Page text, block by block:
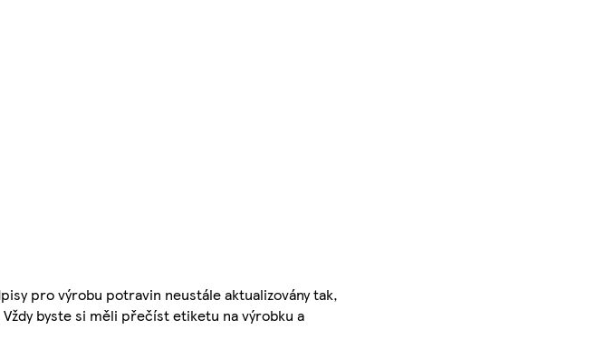
pro výrobu potravin neustále aktualizovány tak,
byste si měli přečíst etiketu na výrobku a